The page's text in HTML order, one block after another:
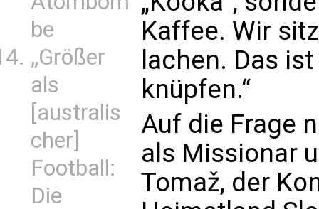
be
„Größer
als
[australis
cher]
Football:
Die
Kaffee. Wir
lachen. Das
knüpfen.“
Auf die Frage
als Missionar
Tomaž, der